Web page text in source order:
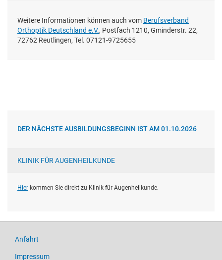
Weitere Informationen können auch vom Berufsverband
Orthoptik Deutschland e.V., Postfach 1210, Gminderstr. 22,
72762 Reutlingen, Tel. 07121-9725655
DER NÄCHSTE AUSBILDUNGSBEGINN IST AM 01.10.2026
KLINIK FÜR AUGENHEILKUNDE
Hier kommen Sie direkt zu Klinik für Augenheilkunde.
Anfahrt
Impressum